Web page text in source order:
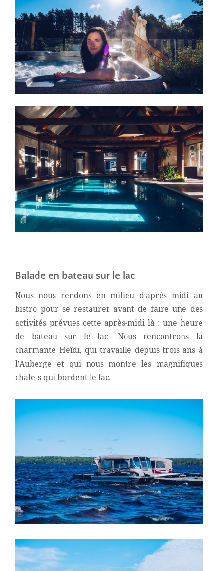
Balade en bateau sur le lac
Nous nous rendons en milieu d’après midi au
bistro pour se restaurer avant de faire une des
activités prévues cette après-midi là : une heure
de bateau sur le lac. Nous rencontrons la
charmante Heïdi, qui travaille depuis trois ans à
l’Auberge et qui nous montre les magnifiques
chalets qui bordent le lac.